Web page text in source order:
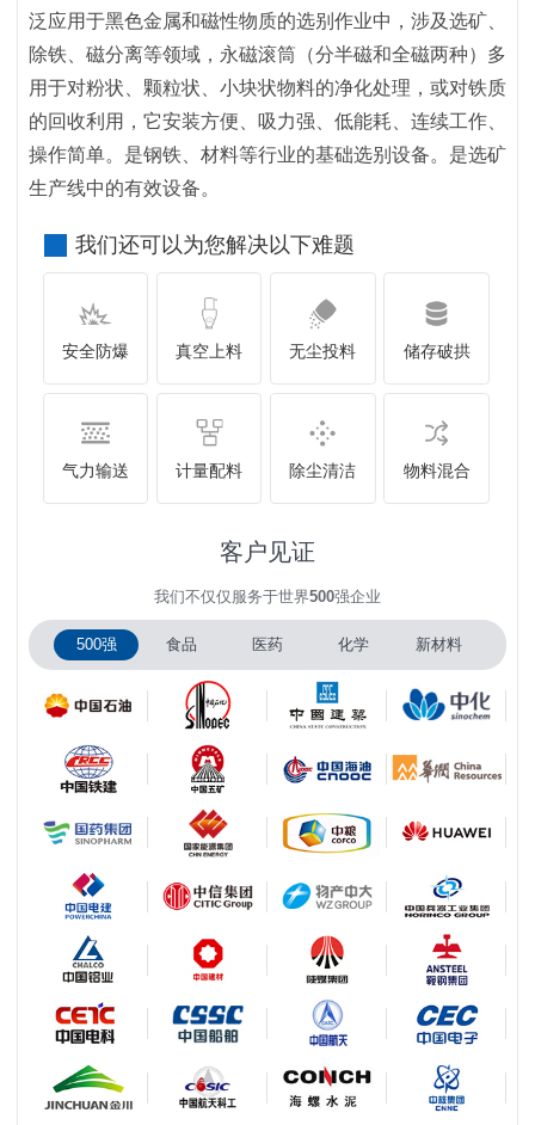
泛应用于黑色金属和磁性物质的选别作业中，涉及选矿、
除铁、磁分离等领域，永磁滚筒（分半磁和全磁两种）多
用于对粉状、颗粒状、小块状物料的净化处理，或对铁质
的回收利用，它安装方便、吸力强、低能耗、连续工作、
操作简单。是钢铁、材料等行业的基础选别设备。是选矿
生产线中的有效设备。
我们还可以为您解决以下难题
安全防爆 真空上料 无尘投料 储存破拱
气力输送 计量配料 除尘清洁 物料混合
客户见证
我们不仅仅服务于世界500强企业
500强 食品 医药 化学 新材料